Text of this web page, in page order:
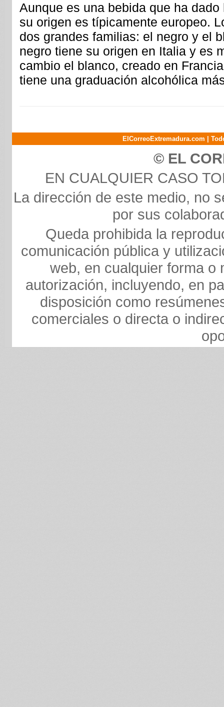
Aunque es una bebida que ha
su origen es típicamente europeo.
dos grandes familias: el negro y el
negro tiene su origen en Italia y es
cambio el blanco, creado en
tiene una graduación alcohólica
ElCorreoExtremadura.com |
© EL
EN CUALQUIER CASO
La dirección de este medio, no
por sus
Queda prohibida la
comunicación pública y
web, en cualquier forma o
autorización, incluyendo, en
disposición como
comerciales o directa o